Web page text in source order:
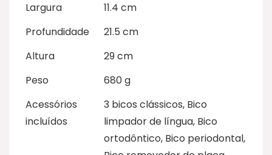
Largura
11.4 cm
Profundidade
21.5 cm
Altura
29 cm
Peso
680 g
Acessórios
incluídos
3 bicos clássicos, Bico
limpador de língua, Bico
ortodôntico, Bico periodontal,